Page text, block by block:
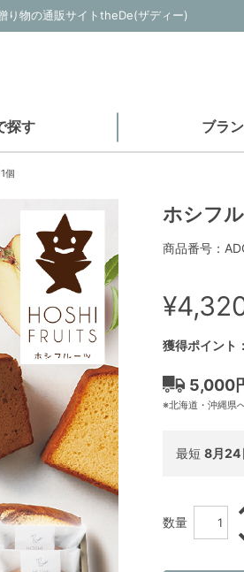
り物の通販サイトtheDe(ザディー)
探す ブラ
個
ホシフ
商品番号：
獲得ポイント
5,000
※北海道・沖縄県
最短 8月24
数量